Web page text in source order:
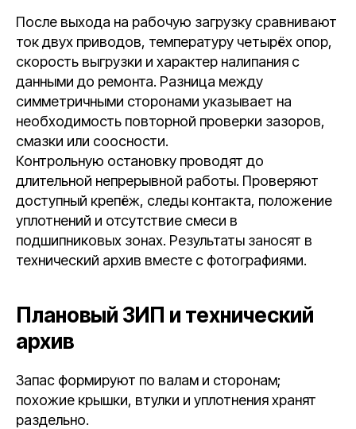
После выхода на рабочую загрузку сравнивают
ток двух приводов, температуру четырёх опор,
скорость выгрузки и характер налипания с
данными до ремонта. Разница между
симметричными сторонами указывает на
необходимость повторной проверки зазоров,
смазки или соосности.
Контрольную остановку проводят до
длительной непрерывной работы. Проверяют
доступный крепёж, следы контакта, положение
уплотнений и отсутствие смеси в
подшипниковых зонах. Результаты заносят в
технический архив вместе с фотографиями.
Плановый ЗИП и технический
архив
Запас формируют по валам и сторонам;
похожие крышки, втулки и уплотнения хранят
раздельно.